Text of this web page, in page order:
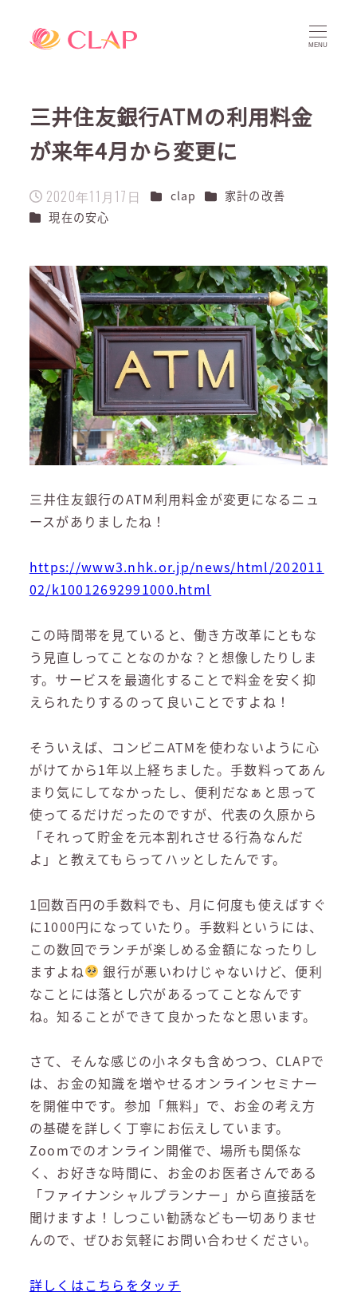
MENU
三井住友銀行ATMの利用料金
が来年4月から変更に
投稿日
2020年11月17日 カテゴリー
clap カテゴリー
家計の改善
カテゴリー
現在の安心
三井住友銀行のATM利用料金が変更になるニュ
ースがありましたね！
https://www3.nhk.or.jp/news/html/202011
02/k10012692991000.html
この時間帯を見ていると、働き方改革にともな
う見直しってことなのかな？と想像したりしま
す。サービスを最適化することで料金を安く抑
えられたりするのって良いことですよね！
そういえば、コンビニATMを使わないように心
がけてから1年以上経ちました。手数料ってあん
まり気にしてなかったし、便利だなぁと思って
使ってるだけだったのですが、代表の久原から
「それって貯金を元本割れさせる行為なんだ
よ」と教えてもらってハッとしたんです。
1回数百円の手数料でも、月に何度も使えばすぐ
に1000円になっていたり。手数料というには、
この数回でランチが楽しめる金額になったりし
ますよね
銀行が悪いわけじゃないけど、便利
なことには落とし穴があるってことなんです
ね。知ることができて良かったなと思います。
さて、そんな感じの小ネタも含めつつ、CLAPで
は、お金の知識を増やせるオンラインセミナー
を開催中です。参加「無料」で、お金の考え方
の基礎を詳しく丁寧にお伝えしています。
Zoomでのオンライン開催で、場所も関係な
く、お好きな時間に、お金のお医者さんである
「ファイナンシャルプランナー」から直接話を
聞けますよ！しつこい勧誘なども一切ありませ
んので、ぜひお気軽にお問い合わせください。
詳しくはこちらをタッチ